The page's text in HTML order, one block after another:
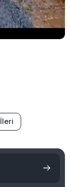
İleri